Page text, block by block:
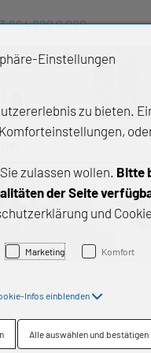
664 222 9 888
Einstellungen
zu bieten.
zulassen wollen. Bitte
der Seite
und
Marketing Komfort
Infos einblenden
Alle auswählen und bestätigen